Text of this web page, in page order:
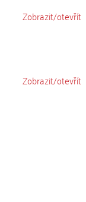
Zobrazit/otevřít
Zobrazit/otevřít